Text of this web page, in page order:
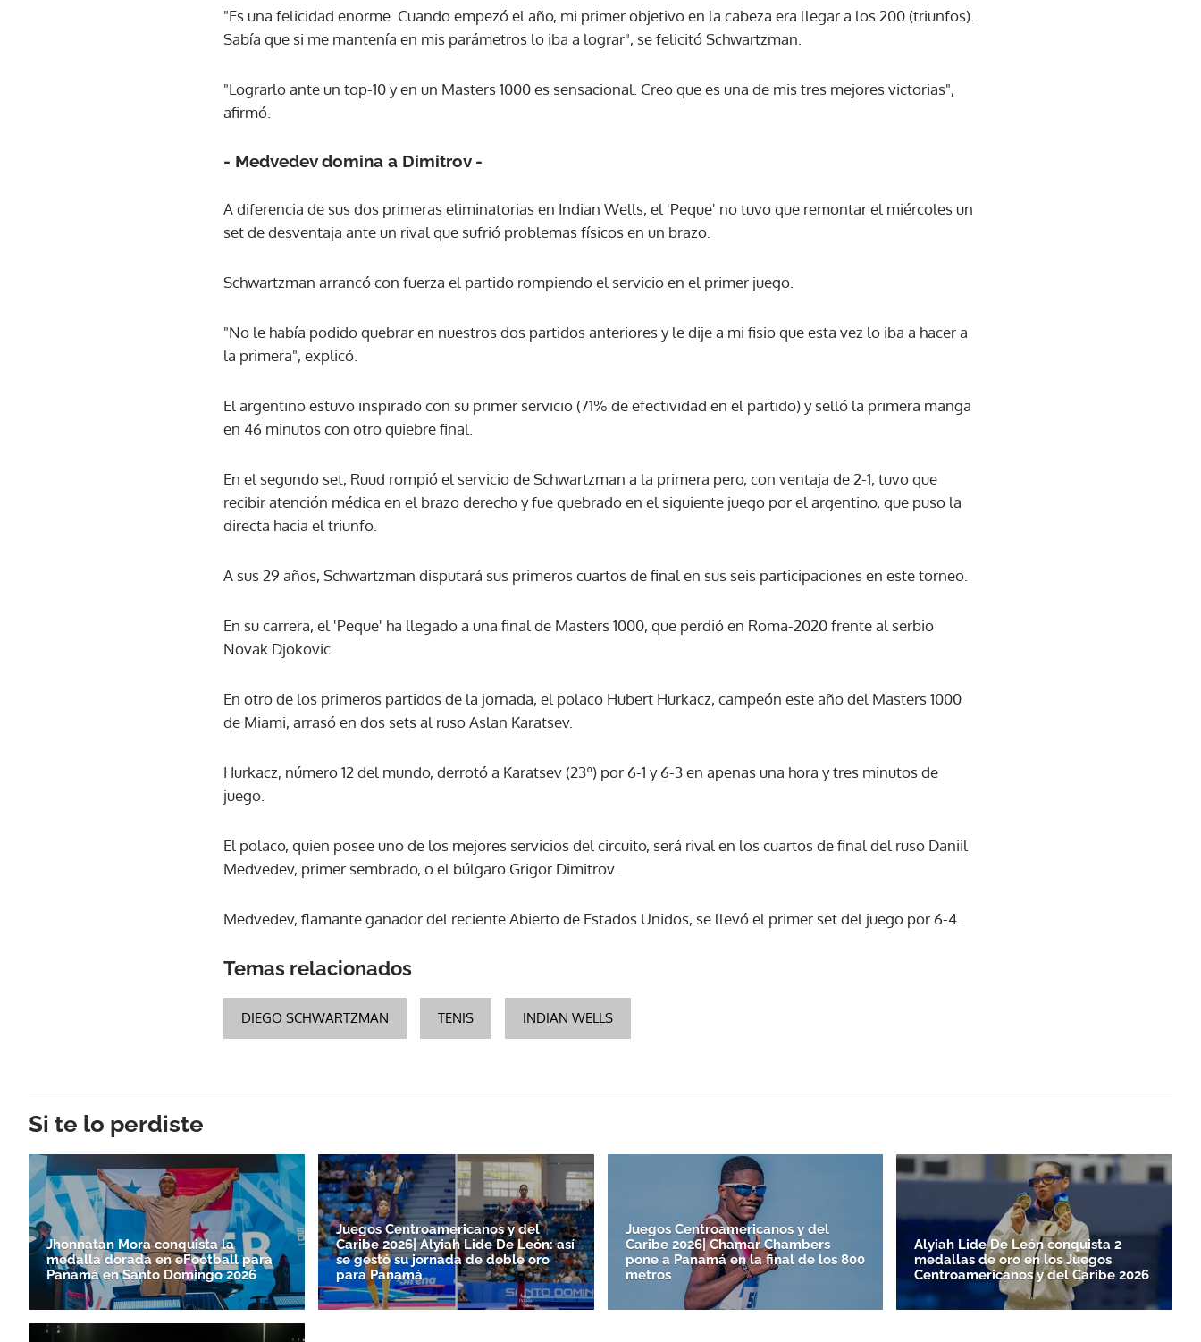
"Es una felicidad enorme. Cuando empezó el año, mi primer objetivo en la cabeza era llegar a los 200 (triunfos).
Sabía que si me mantenía en mis parámetros lo iba a lograr", se felicitó Schwartzman.
"Lograrlo ante un top-10 y en un Masters 1000 es sensacional. Creo que es una de mis tres mejores victorias",
afirmó.
- Medvedev domina a Dimitrov -
A diferencia de sus dos primeras eliminatorias en Indian Wells, el 'Peque' no tuvo que remontar el miércoles un
set de desventaja ante un rival que sufrió problemas físicos en un brazo.
Schwartzman arrancó con fuerza el partido rompiendo el servicio en el primer juego.
"No le había podido quebrar en nuestros dos partidos anteriores y le dije a mi fisio que esta vez lo iba a hacer a
la primera", explicó.
El argentino estuvo inspirado con su primer servicio (71% de efectividad en el partido) y selló la primera manga
en 46 minutos con otro quiebre final.
En el segundo set, Ruud rompió el servicio de Schwartzman a la primera pero, con ventaja de 2-1, tuvo que
recibir atención médica en el brazo derecho y fue quebrado en el siguiente juego por el argentino, que puso la
directa hacia el triunfo.
A sus 29 años, Schwartzman disputará sus primeros cuartos de final en sus seis participaciones en este torneo.
En su carrera, el 'Peque' ha llegado a una final de Masters 1000, que perdió en Roma-2020 frente al serbio
Novak Djokovic.
En otro de los primeros partidos de la jornada, el polaco Hubert Hurkacz, campeón este año del Masters 1000
de Miami, arrasó en dos sets al ruso Aslan Karatsev.
Hurkacz, número 12 del mundo, derrotó a Karatsev (23º) por 6-1 y 6-3 en apenas una hora y tres minutos de
juego.
El polaco, quien posee uno de los mejores servicios del circuito, será rival en los cuartos de final del ruso Daniil
Medvedev, primer sembrado, o el búlgaro Grigor Dimitrov.
Medvedev, flamante ganador del reciente Abierto de Estados Unidos, se llevó el primer set del juego por 6-4.
Temas relacionados
DIEGO SCHWARTZMAN TENIS INDIAN WELLS
Si te lo perdiste
Jhonnatan Mora conquista la
medalla dorada en eFootball para
Panamá en Santo Doming­o 2026
Juegos Centroamericanos y del
Caribe 2026| Alyiah Lide De León: así
se gestó su jornada de doble oro
para Panamá
Juegos Centroamericanos y del
Caribe 2026| Chamar Chambers
pone a Panamá en la final de los 800
metros
Alyiah Lide De León conquista 2
medallas de oro en los Juegos
Centroamericanos y del Caribe 2026